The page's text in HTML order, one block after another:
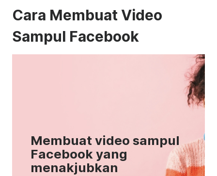
Cara Membuat Video
Sampul Facebook
Membuat video sampul
Facebook yang
menakjubkan